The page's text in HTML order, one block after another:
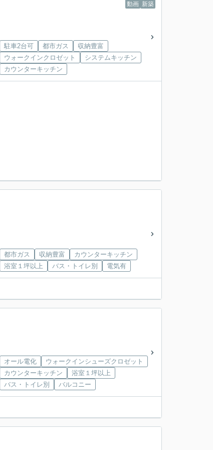
動画 新築
駐車2台可 都市ガス
収納豊富
ウォークインクロゼット
システムキッチン
カウンターキッチン
都市ガス 収納豊富
カウンターキッチン
浴室１坪以上
バス・トイレ別 電気有
オール電化
ウォークインシューズクロゼット
カウンターキッチン
浴室１坪以上
バス・トイレ別
バルコニー